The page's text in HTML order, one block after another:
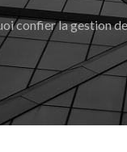
confier la gestion